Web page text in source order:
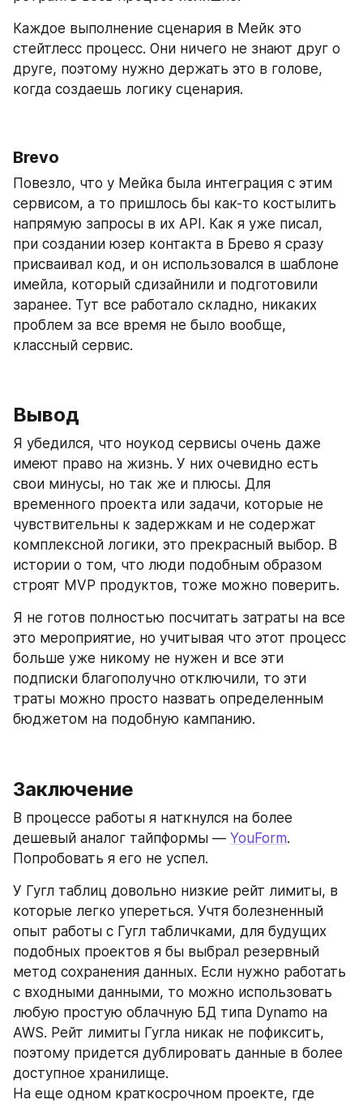
Каждое выполнение сценария в Мейк это
стейтлесс процесс. Они ничего не знают друг о
друге, поэтому нужно держать это в голове,
когда создаешь логику сценария.
Brevo
Повезло, что у Мейка была интеграция с этим
сервисом, а то пришлось бы как-то костылить
напрямую запросы в их API. Как я уже писал,
при создании юзер контакта в Брево я сразу
присваивал код, и он использовался в шаблоне
имейла, который сдизайнили и подготовили
заранее. Тут все работало складно, никаких
проблем за все время не было вообще,
классный сервис.
Вывод
Я убедился, что ноукод сервисы очень даже
имеют право на жизнь. У них очевидно есть
свои минусы, но так же и плюсы. Для
временного проекта или задачи, которые не
чувствительны к задержкам и не содержат
комплексной логики, это прекрасный выбор. В
истории о том, что люди подобным образом
строят MVP продуктов, тоже можно поверить.
Я не готов полностью посчитать затраты на все
это мероприятие, но учитывая что этот процесс
больше уже никому не нужен и все эти
подписки благополучно отключили, то эти
траты можно просто назвать определенным
бюджетом на подобную кампанию.
Заключение
В процессе работы я наткнулся на более
дешевый аналог тайпформы — YouForm.
Попробовать я его не успел.
У Гугл таблиц довольно низкие рейт лимиты, в
которые легко упереться. Учтя болезненный
опыт работы с Гугл табличками, для будущих
подобных проектов я бы выбрал резервный
метод сохранения данных. Если нужно работать
с входными данными, то можно использовать
любую простую облачную БД типа Dynamo на
AWS. Рейт лимиты Гугла никак не пофиксить,
поэтому придется дублировать данные в более
доступное хранилище.
На еще одном краткосрочном проекте, где